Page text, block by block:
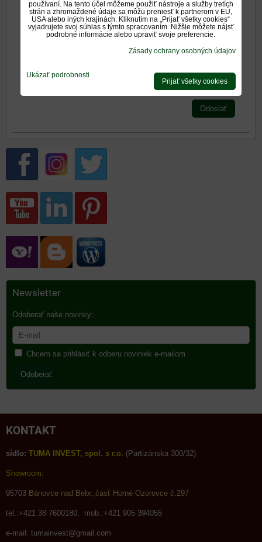
Zadajte prosím hodnotenie, výhody alebo zápory - aspoň
jedna položka je povinná.
Odoslať
Newsletter
Odoberať naše novinky:
Chcem sa prihlásiť k odberu noviniek e-mailom
Odoberať
KONTAKT
sídlo: TUMA INVEST, spol. s r.o. (Partizánska 300/32)
Showroom:
95703 Bánovce nad Bebr.,časť Horné Ozorovce č.297
tel.:+421 38 7600180, mob.:+421 905 394055
e-mail: tumainvest@gmail.com
používaní. Na tento účel môžeme použiť nástroje a služby tretích
strán a zhromaždené údaje sa môžu preniesť k partnerom v EÚ,
USA alebo iných krajinách. Kliknutím na „Prijať všetky cookies“
vyjadrujete svoj súhlas s týmto spracovaním. Nižšie môžete nájsť
podrobné informácie alebo upraviť svoje preferencie.
Zásady ochrany osobných údajov
Ukázať podrobnosti
Prijať všetky cookies